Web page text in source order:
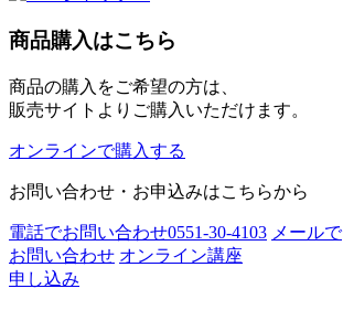
商品購入はこちら
商品の購入をご希望の方は、
販売サイトよりご購入いただけます。
オンラインで購入する
お問い合わせ・お申込みはこちらから
電話でお問い合わせ0551-30-4103 メールで
お問い合わせ オンライン講座
申し込み